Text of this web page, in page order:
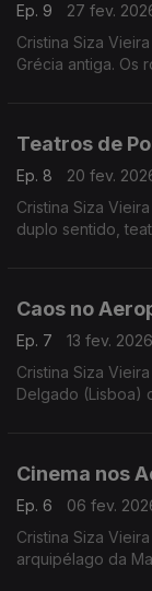
Ep. 9
27 fev.
Cristina Siza
Grécia antiga. Os
Teatros de
Ep. 8
20 fev.
Cristina Siza
duplo sentido,
Caos no
Ep. 7
13 fev. 2026
Cristina Siza
Delgado (Lisboa)
Cinema nos
Ep. 6
06 fev.
Cristina Siza
arquipélago da